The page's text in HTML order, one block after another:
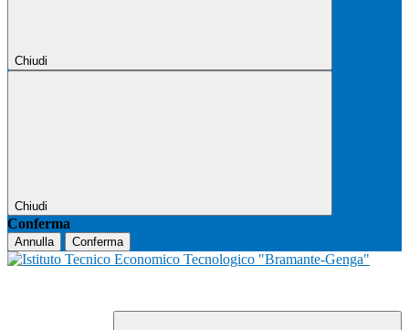
Chiudi
Chiudi
Conferma
Annulla Conferma